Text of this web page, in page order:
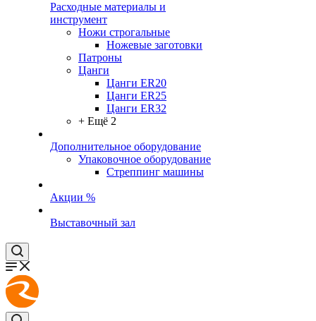
Расходные материалы и
инструмент
Ножи строгальные
Ножевые заготовки
Патроны
Цанги
Цанги ER20
Цанги ER25
Цанги ER32
+ Ещё 2
Дополнительное оборудование
Упаковочное оборудование
Стреппинг машины
Акции %
Выставочный зал